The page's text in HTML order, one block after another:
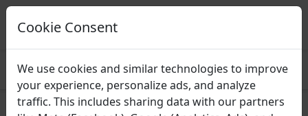
Prospre: Essensplaner
Essenspläne basierend auf Makros
Cookie Consent
We use cookies and similar technologies to improve
your experience, personalize ads, and analyze
traffic. This includes sharing data with our partners